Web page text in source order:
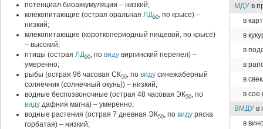
МДУ в
в
в
в
в
в
в сое
ВМДУ в
в
потенциал биоаккумуляции – низкий;
млекопитающие (острая оральная ЛД50, по крысе) –
низкий;
млекопитающие (короткопериодный пищевой, по крысе)
– высокий;
птицы (острая ЛД50, по виду виргинский перепел) –
умеренно;
рыбы (острая 96 часовая СК50, по виду синежаберный
солнечник (солнечный окунь)) – низкий;
водные беспозвоночные (острая 48 часовая ЭК50, по
виду дафния магна) – умеренно;
водные растения (острая 7 дневная ЭК50, по виду ряска
горбатая) – низкий;